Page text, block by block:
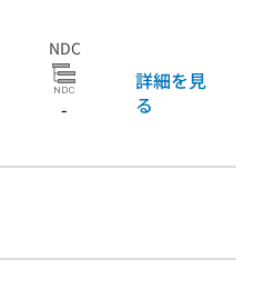
NDC
-
詳細を見
る